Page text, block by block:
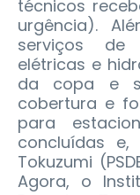
técnicos
urgência).
serviços de
elétricas e
da copa e
cobertura e
para
concluídas
Tokuzumi
Agora, o